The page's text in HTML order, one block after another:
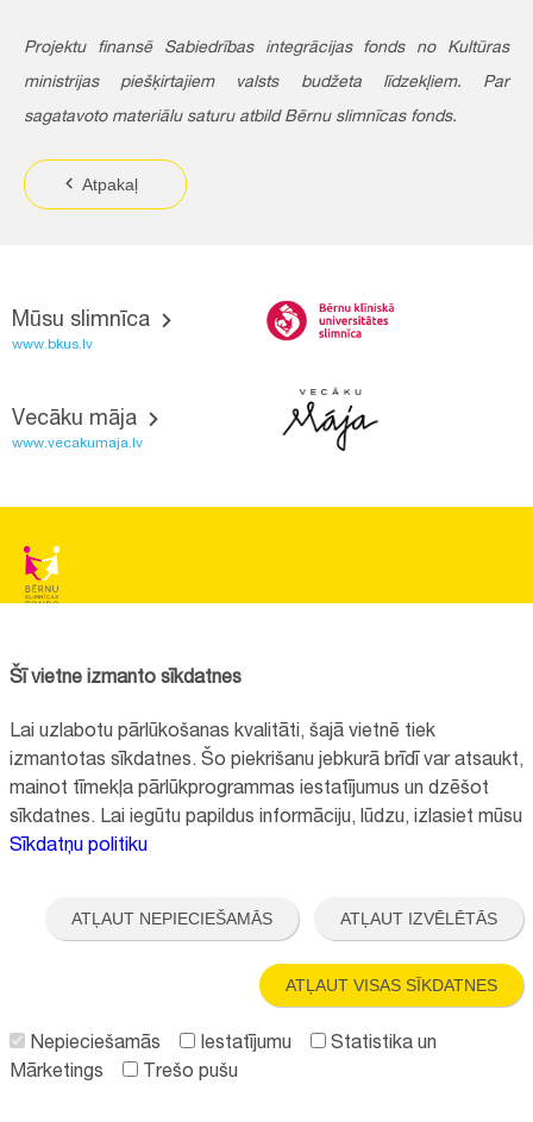
Projektu finansē Sabiedrības integrācijas fonds no Kultūras
ministrijas piešķirtajiem valsts budžeta līdzekļiem. Par
sagatavoto materiālu saturu atbild Bērnu slimnīcas fonds.
Atpakaļ
Mūsu slimnīca
www.bkus.lv
Vecāku māja
www.vecakumaja.lv
Reģistrācijas nr.:40008057120
+371 67064475
Visi kontakti
"Aktīvo iedzīvotāju fonds" finansētā projekta "
Bērnu slimnīcas fonda
ilgtspējīgas attīstības veicināšana
" ietvaros.
Šī vietne izmanto sīkdatnes
Lai uzlabotu pārlūkošanas kvalitāti, šajā vietnē tiek
izmantotas sīkdatnes. Šo piekrišanu jebkurā brīdī var atsaukt,
mainot tīmekļa pārlūkprogrammas iestatījumus un dzēšot
sīkdatnes. Lai iegūtu papildus informāciju, lūdzu, izlasiet mūsu
Sīkdatņu politiku
ATĻAUT NEPIECIEŠAMĀS ATĻAUT IZVĒLĒTĀS
ATĻAUT VISAS SĪKDATNES
Nepieciešamās Iestatījumu
Statistika un
Mārketings
Trešo pušu